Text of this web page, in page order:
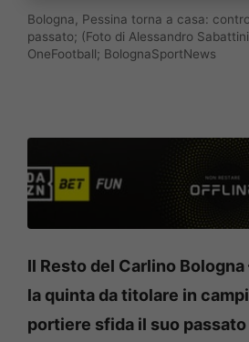
Bologna, Pessina torna a casa:
passato; (Foto di Alessandro
OneFootball; BolognaSportNews
Il Resto del Carlino
la quinta da titolare in
portiere sfida il suo